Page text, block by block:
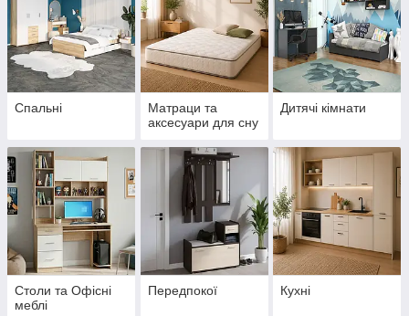
Спальні
Матраци та
аксесуари для сну
Дитячі кімнати
Столи та Офісні
меблі
Передпокої Кухні